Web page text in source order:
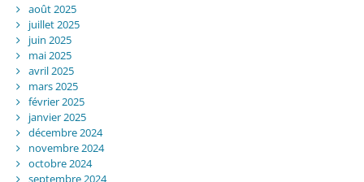
août 2025
juillet 2025
juin 2025
mai 2025
avril 2025
mars 2025
février 2025
janvier 2025
décembre 2024
novembre 2024
octobre 2024
septembre 2024